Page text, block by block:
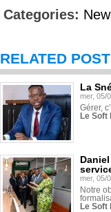
Categories:
RELATED
La
mer, 05/
Gérer,
Le Soft
mer, 05/
Notre
Le Soft